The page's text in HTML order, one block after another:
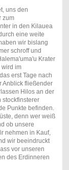
uns den
zum
in den Kilauea
eine weite
wir bislang
schroff und
Krater
wird im
erst Tage nach
Anblick fließender
Hilos an der
stockfinsterer
Punkte befinden.
denn wer weiß
ob unsere
nehmen in Kauf,
wir beeindruckt
vor unseren
des Erdinneren